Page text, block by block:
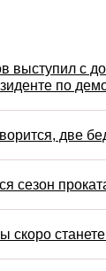
выступил с
по
две
сезон
скоро